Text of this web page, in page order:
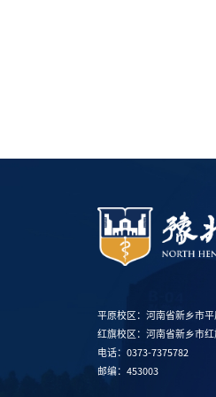
平原校区：河南省新乡市
红旗校区：河南省新乡市
电话：0373-7375782
邮编：453003